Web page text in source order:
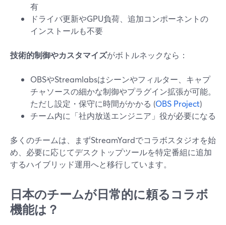
有
ドライバ更新やGPU負荷、追加コンポーネントの
インストールも不要
技術的制御やカスタマイズがボトルネックなら：
OBSやStreamlabsはシーンやフィルター、キャプ
チャソースの細かな制御やプラグイン拡張が可能。
ただし設定・保守に時間がかかる (OBS Project)
チーム内に「社内放送エンジニア」役が必要になる
多くのチームは、まずStreamYardでコラボスタジオを始
め、必要に応じてデスクトップツールを特定番組に追加
するハイブリッド運用へと移行しています。
日本のチームが日常的に頼るコラボ
機能は？